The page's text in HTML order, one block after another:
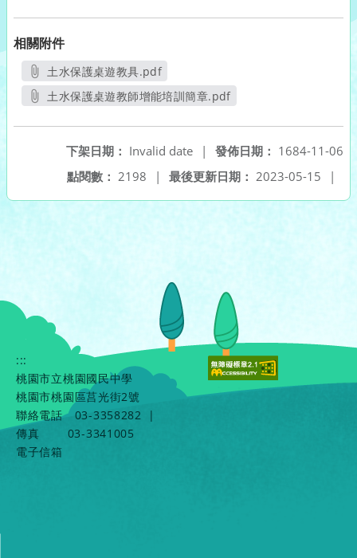
相關附件
土水保護桌遊教具.pdf
另開新視窗
土水保護桌遊教師增能培訓簡章.pdf
發佈日期： 1684-11-06
下架日期： Invalid date
|
最後更新日期： 2023-05-15 |
點閱數： 2198 |
:::
桃園市立桃園國民中學
桃園市桃園區莒光街2號
聯絡電話
03-3358282
|
傳真
03-3341005
電子信箱